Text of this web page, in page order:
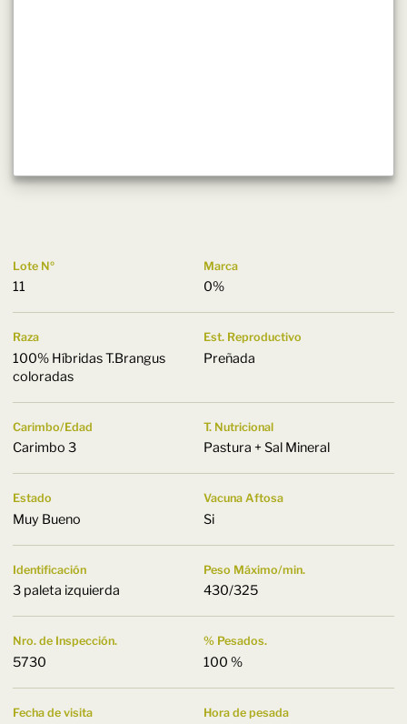
Lote Nº
11
Marca
0%
Raza
100% Híbridas T.Brangus
coloradas
Est. Reproductivo
Preñada
Carimbo/Edad
Carimbo 3
T. Nutricional
Pastura + Sal Mineral
Estado
Muy Bueno
Vacuna Aftosa
Si
Identificación
3 paleta izquierda
Peso Máximo/min.
430/325
Nro. de Inspección.
5730
% Pesados.
100 %
Fecha de visita Hora de pesada